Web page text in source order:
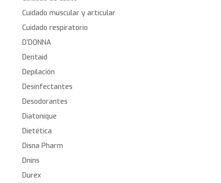
Cuidado muscular y articular
Cuidado respiratorio
D’DONNA
Dentaid
Depilación
Desinfectantes
Desodorantes
Diatonique
Dietética
Disna Pharm
Dnins
Durex